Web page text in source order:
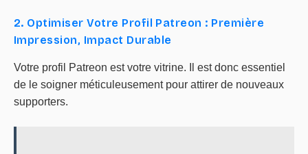
2. Optimiser Votre Profil Patreon : Première
Impression, Impact Durable
Votre profil Patreon est votre vitrine. Il est donc essentiel
de le soigner méticuleusement pour attirer de nouveaux
supporters.